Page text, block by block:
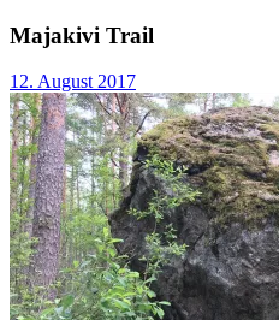
Majakivi Trail
12. August 2017